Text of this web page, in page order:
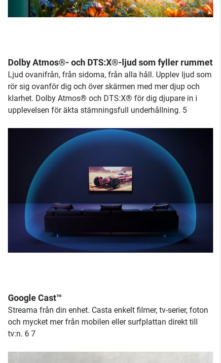
Dolby Atmos®- och DTS:X®-ljud som fyller rummet
Ljud ovanifrån, från sidorna, från alla håll. Upplev ljud som
rör sig ovanför dig och över skärmen med mer djup och
klarhet. Dolby Atmos® och DTS:X® för dig djupare in i
upplevelsen för äkta stämningsfull underhållning. 5
Google Cast™
Streama från din enhet. Casta enkelt filmer, tv-serier, foton
och mycket mer från mobilen eller surfplattan direkt till
tv:n. 6 7